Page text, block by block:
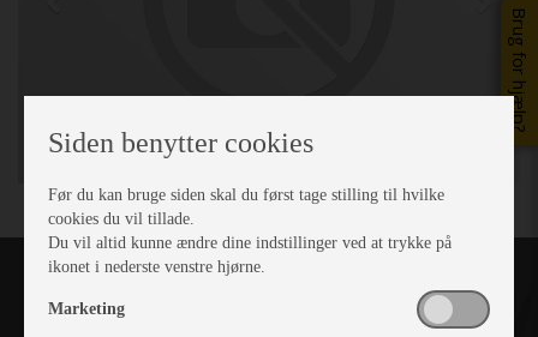
Brug for hjælp?
Siden benytter cookies
Før du kan bruge siden skal du først tage stilling til hvilke
cookies du vil tillade.
Du vil altid kunne ændre dine indstillinger ved at trykke på
ikonet i nederste venstre hjørne.
Marketing